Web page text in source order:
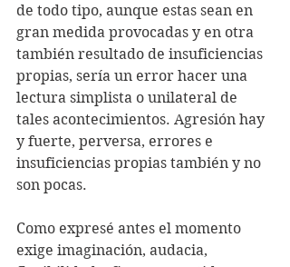
de todo tipo, aunque estas sean en
gran medida provocadas y en otra
también resultado de insuficiencias
propias, sería un error hacer una
lectura simplista o unilateral de
tales acontecimientos. Agresión hay
y fuerte, perversa, errores e
insuficiencias propias también y no
son pocas.
Como expresé antes el momento
exige imaginación, audacia,